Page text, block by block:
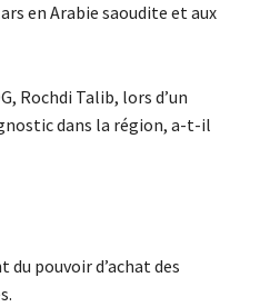
en Arabie saoudite et aux
Rochdi Talib, lors d’un
dans la région, a-t-il
pouvoir d’achat des